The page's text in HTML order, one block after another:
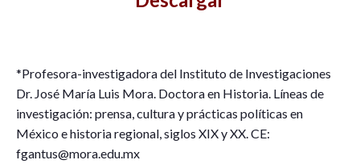
*Profesora-investigadora del Instituto de Investigaciones
Dr. José María Luis Mora. Doctora en Historia. Líneas de
investigación: prensa, cultura y prácticas políticas en
México e historia regional, siglos XIX y XX. CE:
fgantus@mora.edu.mx